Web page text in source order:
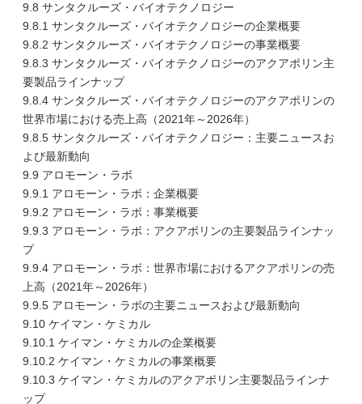
9.8 サンタクルーズ・バイオテクノロジー
9.8.1 サンタクルーズ・バイオテクノロジーの企業概要
9.8.2 サンタクルーズ・バイオテクノロジーの事業概要
9.8.3 サンタクルーズ・バイオテクノロジーのアクアポリン主
要製品ラインナップ
9.8.4 サンタクルーズ・バイオテクノロジーのアクアポリンの
世界市場における売上高（2021年～2026年）
9.8.5 サンタクルーズ・バイオテクノロジー：主要ニュースお
よび最新動向
9.9 アロモーン・ラボ
9.9.1 アロモーン・ラボ：企業概要
9.9.2 アロモーン・ラボ：事業概要
9.9.3 アロモーン・ラボ：アクアポリンの主要製品ラインナッ
プ
9.9.4 アロモーン・ラボ：世界市場におけるアクアポリンの売
上高（2021年～2026年）
9.9.5 アロモーン・ラボの主要ニュースおよび最新動向
9.10 ケイマン・ケミカル
9.10.1 ケイマン・ケミカルの企業概要
9.10.2 ケイマン・ケミカルの事業概要
9.10.3 ケイマン・ケミカルのアクアポリン主要製品ラインナ
ップ